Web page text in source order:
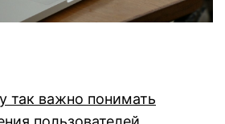
так важно понимать